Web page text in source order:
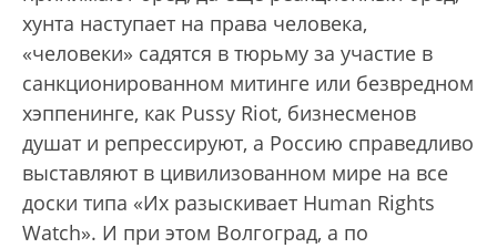
хунта наступает на права человека,
«человеки» садятся в тюрьму за участие в
санкционированном митинге или безвредном
хэппенинге, как Pussy Riot, бизнесменов
душат и репрессируют, а Россию справедливо
выставляют в цивилизованном мире на все
доски типа «Их разыскивает Human Rights
Watch». И при этом Волгоград, а по